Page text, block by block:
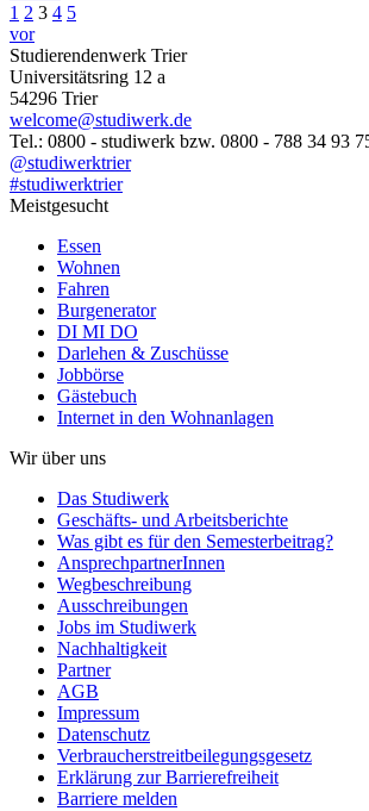
1 2 3 4 5
vor
Studierendenwerk Trier
Universitätsring 12 a
54296 Trier
welcome@studiwerk.de
Tel.: 0800 - studiwerk bzw. 0800 - 788 34 93
@studiwerktrier
#studiwerktrier
Meistgesucht
Essen
Wohnen
Fahren
Burgenerator
DI MI DO
Darlehen & Zuschüsse
Jobbörse
Gästebuch
Internet in den Wohnanlagen
Wir über uns
Das Studiwerk
Geschäfts- und Arbeitsberichte
Was gibt es für den Semesterbeitrag?
AnsprechpartnerInnen
Wegbeschreibung
Ausschreibungen
Jobs im Studiwerk
Nachhaltigkeit
Partner
AGB
Impressum
Datenschutz
Verbraucherstreitbeilegungsgesetz
Erklärung zur Barrierefreiheit
Barriere melden